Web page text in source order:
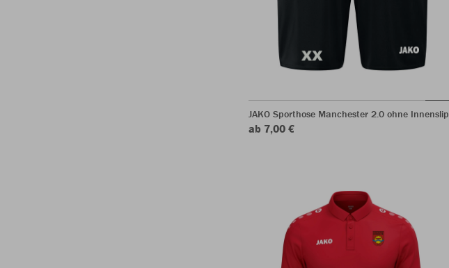
JAKO Sporthose Manchester 2.0 ohne Innenslip
ab 7,00 €